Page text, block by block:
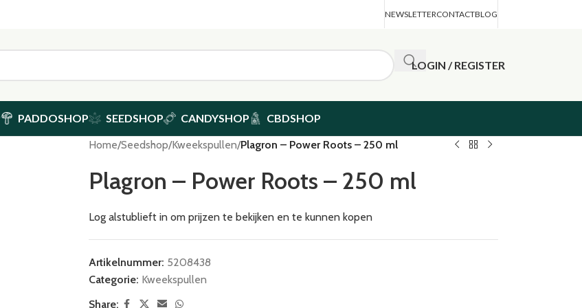
NEWSLETTERCONTACTBLOG
LOGIN / REGISTER
PADDOSHOP SEEDSHOP CANDYSHOP CBDSHOP
Home/Seedshop/Kweekspullen/Plagron – Power Roots – 250 ml
Plagron – Power Roots – 250 ml
Log alstublieft in om prijzen te bekijken en te kunnen kopen
Artikelnummer: 5208438
Categorie: Kweekspullen
Share: